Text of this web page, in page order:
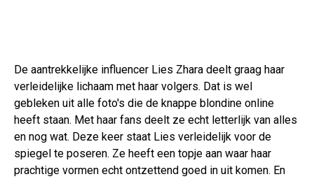
De aantrekkelijke influencer Lies Zhara deelt graag haar
verleidelijke lichaam met haar volgers. Dat is wel
gebleken uit alle foto's die de knappe blondine online
heeft staan. Met haar fans deelt ze echt letterlijk van alles
en nog wat. Deze keer staat Lies verleidelijk voor de
spiegel te poseren. Ze heeft een topje aan waar haar
prachtige vormen echt ontzettend goed in uit komen. En